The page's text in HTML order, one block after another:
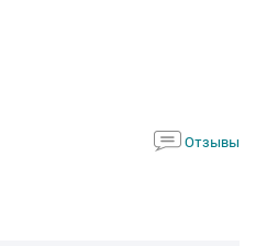
Отзывы